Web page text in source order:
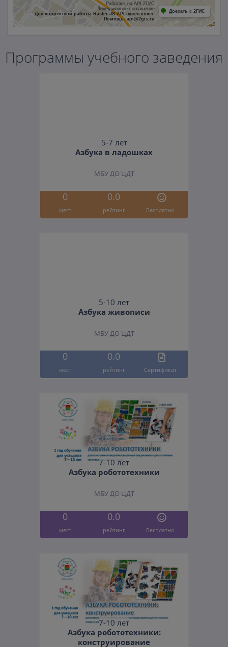
Работает на API 2ГИС
Лицензионное соглашение
Для корректной работы Raster JS API нужен ключ.
Помощь: api@2gis.ru
Доехать с 2ГИС
Программы учебного заведения
5-7 лет
Азбука в ладошках
МБУ ДО ЦДТ
0 0.0
мест рейтинг Бесплатно
5-10 лет
Азбука живописи
МБУ ДО ЦДТ
0 0.0
мест рейтинг Cертификат
7-10 лет
Азбука робототехники
МБУ ДО ЦДТ
0 0.0
мест рейтинг Бесплатно
7-10 лет
Азбука робототехники:
конструирование